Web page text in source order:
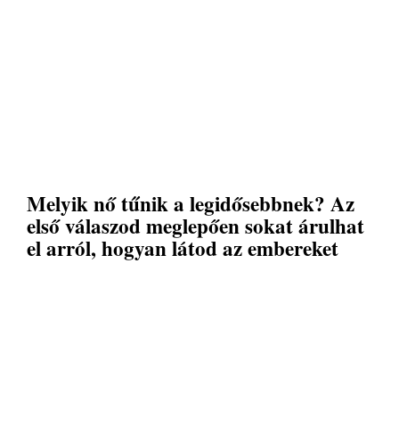
Melyik nő tűnik a legidősebbnek? Az
első válaszod meglepően sokat árulhat
el arról, hogyan látod az embereket